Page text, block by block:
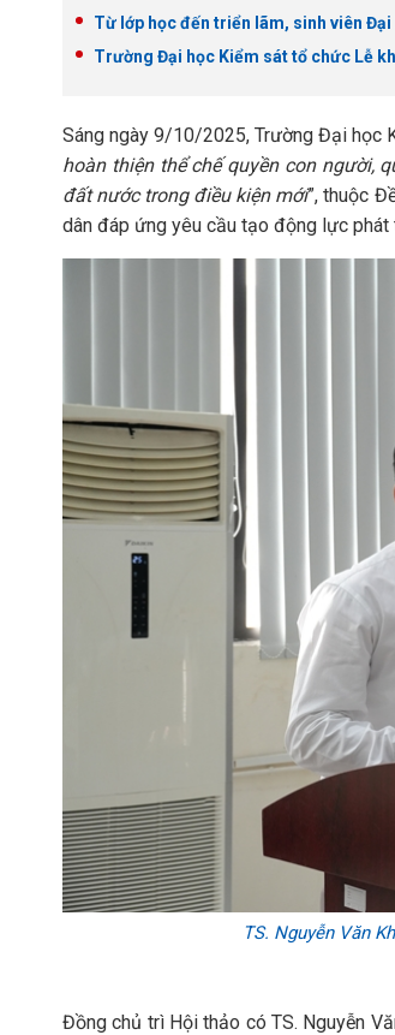
Từ lớp học đến triển lãm, sinh viên
Trường Đại học Kiểm sát tổ chức Lễ
Sáng ngày 9/10/2025, Trường Đại học
hoàn thiện thể chế quyền con người,
đất nước trong điều kiện mới”, thuộc
dân đáp ứng yêu cầu tạo động lực phát
TS. Nguyễn Văn
Đồng chủ trì Hội thảo có TS. Nguyễn